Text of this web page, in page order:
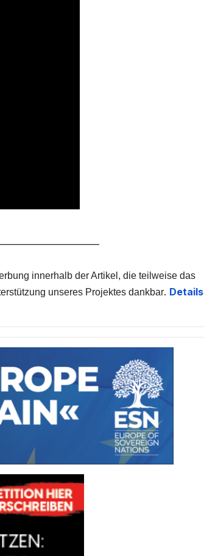
innerhalb der Artikel, die teilweise das
unseres Projektes dankbar. Details